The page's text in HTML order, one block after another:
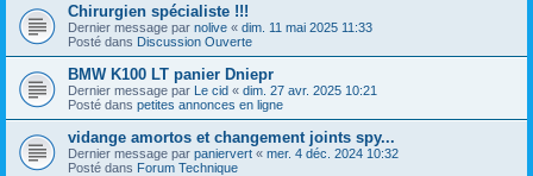
Chirurgien spécialiste !!!
Dernier message par nolive « dim. 11 mai 2025 11:33
Posté dans Discussion Ouverte
BMW K100 LT panier Dniepr
Dernier message par Le cid « dim. 27 avr. 2025 10:21
Posté dans petites annonces en ligne
vidange amortos et changement joints spy...
Dernier message par paniervert « mer. 4 déc. 2024 10:32
Posté dans Forum Technique